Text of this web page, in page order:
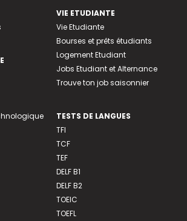
VIE ETUDIANTE
Vie Etudiante
Bourses et prêts étudiants
Logement Etudiant
Jobs Etudiant et Alternance
Trouve ton job saisonnier
TESTS DE LANGUES
TFI
TCF
TEF
DELF B1
DELF B2
TOEIC
TOEFL